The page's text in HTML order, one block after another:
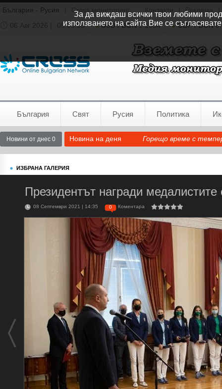
България - Русия Cross мониторинг Реклама
06 Авг 2026 |
05:09:56 USD / BGN1.1554 GBP / BGN
България Свят Русия Политика
Новини от днес 0 Новина на деня Горещо време с
ИЗБРАНА ГАЛЕРИЯ
Президентът награди медалистите
08 Септември 2021 | 14:35 0 Коментара
За да виждаш всички твои любими
използването на сайта Вие се